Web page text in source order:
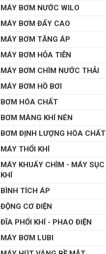
MÁY BƠM NƯỚC WILO
MÁY BƠM ĐẨY CAO
MÁY BƠM TĂNG ÁP
MÁY BƠM HỎA TIỄN
MÁY BƠM CHÌM NƯỚC THẢI
MÁY BƠM HỒ BƠI
BƠM HÓA CHẤT
BƠM MÀNG KHÍ NÉN
BƠM ĐỊNH LƯỢNG HÓA CHẤT
MÁY THỔI KHÍ
MÁY KHUẤY CHÌM - MÁY SỤC
KHÍ
BÌNH TÍCH ÁP
ĐỘNG CƠ ĐIỆN
ĐĨA PHỐI KHÍ - PHAO ĐIỆN
MÁY BƠM LUBI